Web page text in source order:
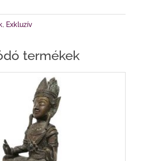
, Exkluzív
termékek